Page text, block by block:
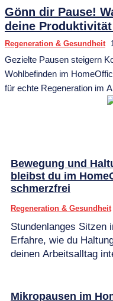
Gönn dir Pause!
deine
Regeneration & Gesundheit
Gezielte Pausen steigern
Wohlbefinden im
für echte Regeneration im
Bewegung und
bleibst du im
schmerzfrei
Regeneration & Gesundheit
Stundenlanges Sitzen
Erfahre, wie du
deinen Arbeitsalltag
Mikropausen im